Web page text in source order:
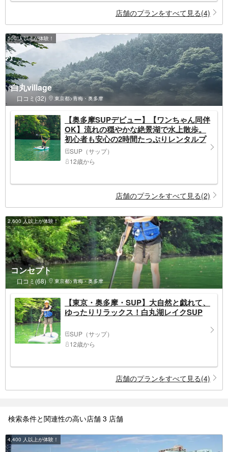
店舗のプランをすべて見る(4)
500 人以上が体験！
白丸village
口コミ(32) 東京都>青梅・奥多摩
【奥多摩SUPデビュー】【ワンちゃん同伴
OK】流れの穏やかな絶景湖で水上散歩。
初心者も安心の2時間たっぷりレンタルプ
ラン
SUP（サップ）
12歳から
店舗のプランをすべて見る(2)
2,600 人以上が体験！
コンセプト
口コミ(68) 東京都>青梅・奥多摩
【東京・奥多摩・SUP】大自然と戯れて、
ゆったりリラックス！白丸湖レイクSUP
SUP（サップ）
12歳から
店舗のプランをすべて見る(4)
検索条件と関連性の高い店舗 3 店舗
4,400 人以上が体験！